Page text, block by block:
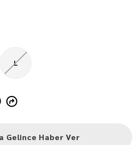
L
Gelince Haber Ver